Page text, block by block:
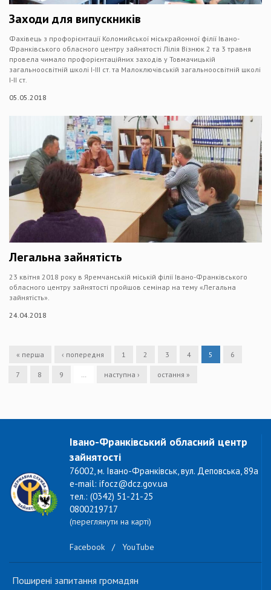
Заходи для випускників
Фахівець з профорієнтації Коломийської міськрайонної філії Івано-
Франківського обласного центру зайнятості Лілія Візнюк 2 та 3 травня
провела чимало профорієнтаційних заходів у Товмачицькій
загальноосвітній школі І-ІІІ ст. та Малоключівській загальноосвітній школі
І-ІІ ст.
05.05.2018
Легальна зайнятість
23 квітня 2018 року в Яремчанській міській філії Івано-Франківського
обласного центру зайнятості пройшов семінар на тему «Легальна
зайнятість».
24.04.2018
« перша ‹ попередня 1 2 3 4 5 6
7 8 9 … наступна › остання »
Івано-Франківський обласний центр
зайнятості
76002, м. Івано-Франківськ, вул. Деповська, 89а
e-mail: ifocz@dcz.gov.ua
тел.: (0342) 51-21-25
0800219717
(переглянути на карті)
Facebook / YouTube
Поширені запитання громадян